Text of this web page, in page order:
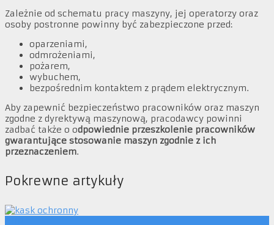
Zależnie od schematu pracy maszyny, jej operatorzy oraz
osoby postronne powinny być zabezpieczone przed:
oparzeniami,
odmrożeniami,
pożarem,
wybuchem,
bezpośrednim kontaktem z prądem elektrycznym.
Aby zapewnić bezpieczeństwo pracowników oraz maszyn
zgodne z dyrektywą maszynową, pracodawcy powinni
zadbać także o odpowiednie przeszkolenie pracowników
gwarantujące stosowanie maszyn zgodnie z ich
przeznaczeniem.
Pokrewne artykuły